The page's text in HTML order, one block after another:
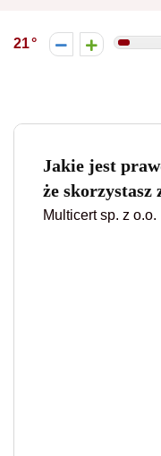
21
Jakie jest
że
Multicert sp. z o.o.